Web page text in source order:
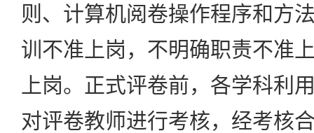
则、计算机阅卷操作程序和方
训不准上岗，不明确职责不准
上岗。正式评卷前，各学科利
对评卷教师进行考核，经考核